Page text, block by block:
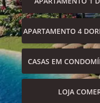
APARTAMENTO 4
CASAS EM
LOJA